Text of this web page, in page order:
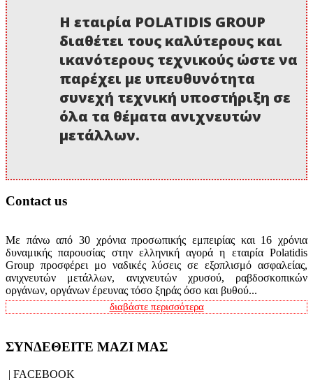
Η εταιρία POLATIDIS GROUP
διαθέτει τους καλύτερους και
ικανότερους τεχνικούς ώστε να
παρέχει με υπευθυνότητα
συνεχή τεχνική υποστήριξη σε
όλα τα θέματα ανιχνευτών
μετάλλων.
Contact us
Με πάνω από 30 χρόνια προσωπικής εμπειρίας και 16 χρόνια
δυναμικής παρουσίας στην ελληνική αγορά η εταιρία Polatidis
Group προσφέρει μο ναδικές λύσεις σε εξοπλισμό ασφαλείας,
ανιχνευτών μετάλλων, ανιχνευτών χρυσού, ραβδοσκοπικών
οργάνων, οργάνων έρευνας τόσο ξηράς όσο και βυθού...
διαβάστε περισσότερα
ΣΥΝΔΕΘΕΙΤΕ ΜΑΖΙ ΜΑΣ
| FACEBOOK